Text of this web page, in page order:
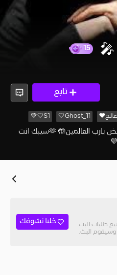
تابع
Ghost_11🤍
S1🤍💚
اللهم اشفني واشفي كل مريض يارب العالمين🤲 🫶سيبك انت
طلبات البث
وسيقوم البث.
خلنا نشوفك